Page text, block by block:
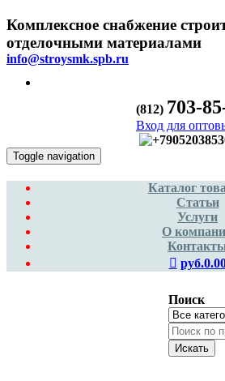
Комплексное снабжение
отделочными материалами
info@stroysmk.spb.ru
(812) 703-
Вход для
Toggle navigation
Каталог
Статьи
Услуги
О
Поиск
Искать